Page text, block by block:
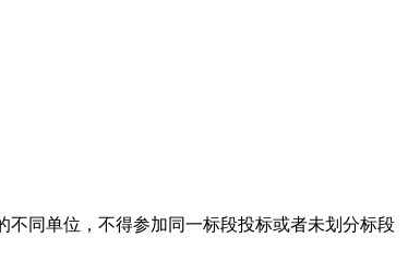
同单位，不得参加同一标段投标或者未划分标段